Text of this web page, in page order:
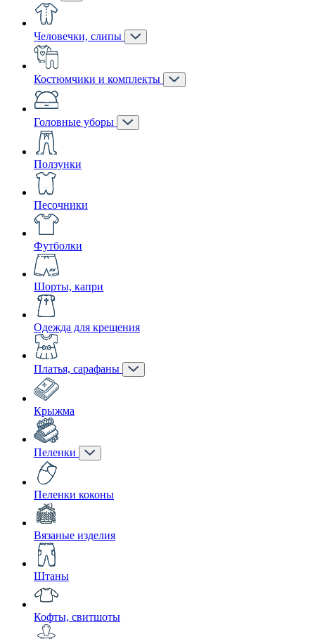
Человечки, слипы
Костюмчики и комплекты
Головные уборы
Ползунки
Песочники
Футболки
Шорты, капри
Одежда для крещения
Платья, сарафаны
Крыжма
Пеленки
Пеленки коконы
Вязаные изделия
Штаны
Кофты, свитшоты